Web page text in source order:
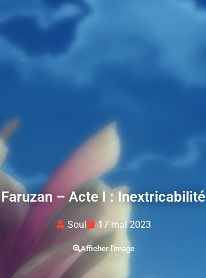
Faruzan – Acte I : Inextricabilité
Soul 17 mai 2023
Afficher l'image